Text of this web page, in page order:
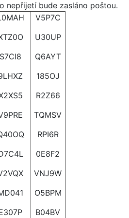
nepřijetí bude zasláno poštou.
S7CI8
V5P7C
U30UP
Q6AYT
185OJ
R2Z66
TQMSV
RPI6R
0E8F2
VNJ9W
O5BPM
B04BV